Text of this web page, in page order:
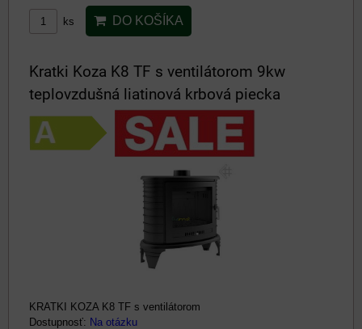
ks DO KOŠÍKA
Kratki Koza K8 TF s ventilátorom 9kw
teplovzdušná liatinová krbová piecka
KRATKI KOZA K8 TF s ventilátorom
Dostupnosť: Na otázku